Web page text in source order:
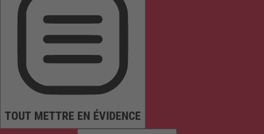
TOUT METTRE EN ÉVIDENCE